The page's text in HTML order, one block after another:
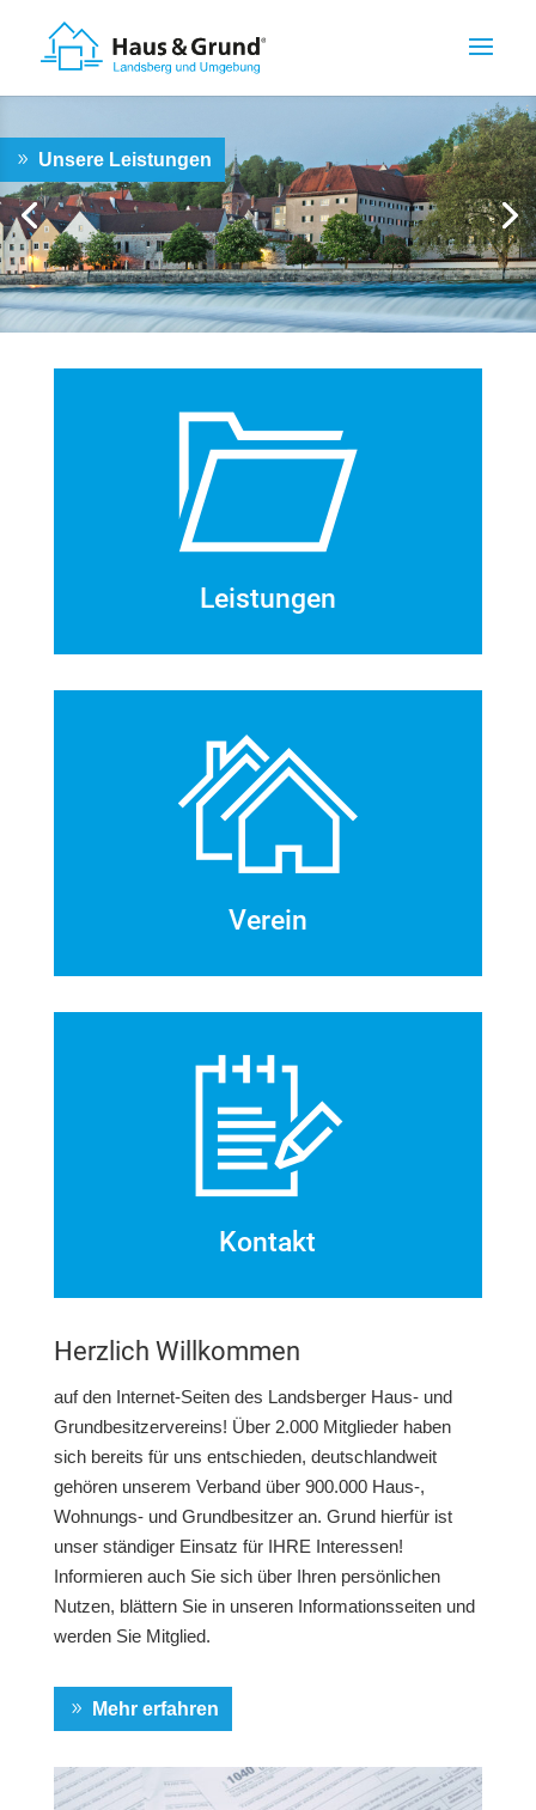
Unsere Leistungen
Leistungen
Verein
Kontakt
Herzlich Willkommen
auf den Internet-Seiten des Landsberger Haus- und
Grundbesitzervereins! Über 2.000 Mitglieder haben
sich bereits für uns entschieden, deutschlandweit
gehören unserem Verband über 900.000 Haus-,
Wohnungs- und Grundbesitzer an. Grund hierfür ist
unser ständiger Einsatz für IHRE Interessen!
Informieren auch Sie sich über Ihren persönlichen
Nutzen, blättern Sie in unseren Informationsseiten und
werden Sie Mitglied.
Mehr erfahren